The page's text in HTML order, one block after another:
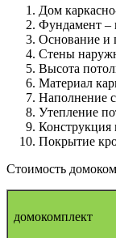
Дом
Фундамент –
Основание и
Стены
Высота
Материал
Наполнение
Утепление
Конструкция
Покрытие
Стоимость
домокомплект